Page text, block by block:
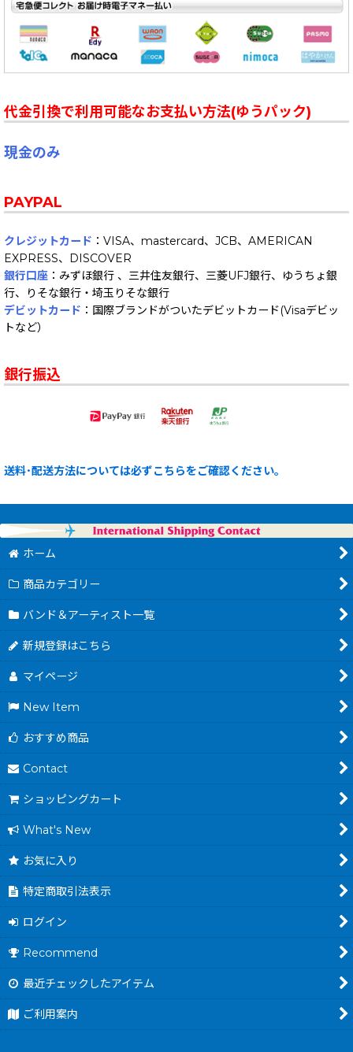
代金引換で利用可能なお支払い方法(ゆうパック)
現金のみ
PAYPAL
クレジットカード ：VISA、mastercard、JCB、AMERICAN
EXPRESS、DISCOVER
銀行口座 ：みずほ銀行 、三井住友銀行、三菱UFJ銀行、ゆうちょ銀
行、りそな銀行・埼玉りそな銀行
デビットカード ：国際ブランドがついたデビットカード(Visaデビッ
トなど）
銀行振込
送料･配送方法については必ずこちらをご確認ください。
ホーム
商品カテゴリー
バンド＆アーティスト一覧
新規登録はこちら
マイページ
New Item
おすすめ商品
Contact
ショッピングカート
What's New
お気に入り
特定商取引法表示
ログイン
Recommend
最近チェックしたアイテム
ご利用案内